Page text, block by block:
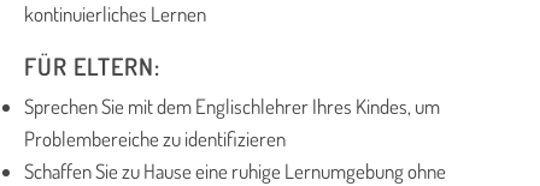
kontinuierliches Lernen
FÜR ELTERN:
Sprechen Sie mit dem Englischlehrer Ihres Kindes, um
Problembereiche zu identifizieren
Schaffen Sie zu Hause eine ruhige Lernumgebung ohne